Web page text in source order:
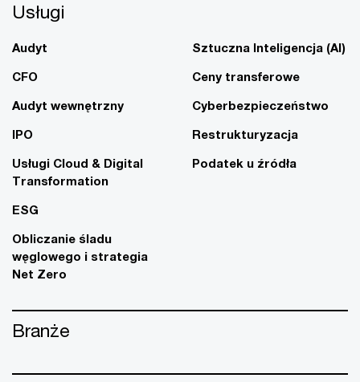
Usługi
Audyt
CFO
Audyt wewnętrzny
IPO
Usługi Cloud & Digital
Transformation
ESG
Obliczanie śladu
węglowego i strategia
Net Zero
Sztuczna Inteligencja (AI)
Ceny transferowe
Cyberbezpieczeństwo
Restrukturyzacja
Podatek u źródła
Branże